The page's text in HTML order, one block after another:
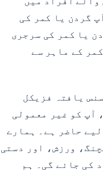
گردن یا کمر کی
یا کمر کی سرجری
کے ماہر سے
یافتہ فزیکل
آپ کو غیر معمولی
حاضر ہے۔ ہمارے
ورزش، اور دستی
کی جائے گی۔ ہم